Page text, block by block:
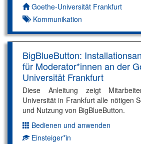
Autor*in:
Goethe-Universität Frankfurt
Kommunikation
BigBlueButton:
für Moderator*innen an der
Universität Frankfurt
Diese Anleitung zeigt
Universität in Frankfurt alle nötigen
und Nutzung von BigBlueButton.
Dimension:
Bedienen und anwenden
Kompetenzniveau:
Einsteiger*in